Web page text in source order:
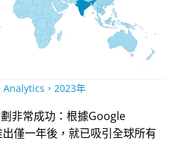
Analytics，2023年
非常成功：根據Google
僅一年後，就已吸引全球所有